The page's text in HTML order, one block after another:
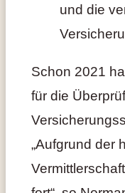
und die
Schon 2021
für die
„Aufgrund der